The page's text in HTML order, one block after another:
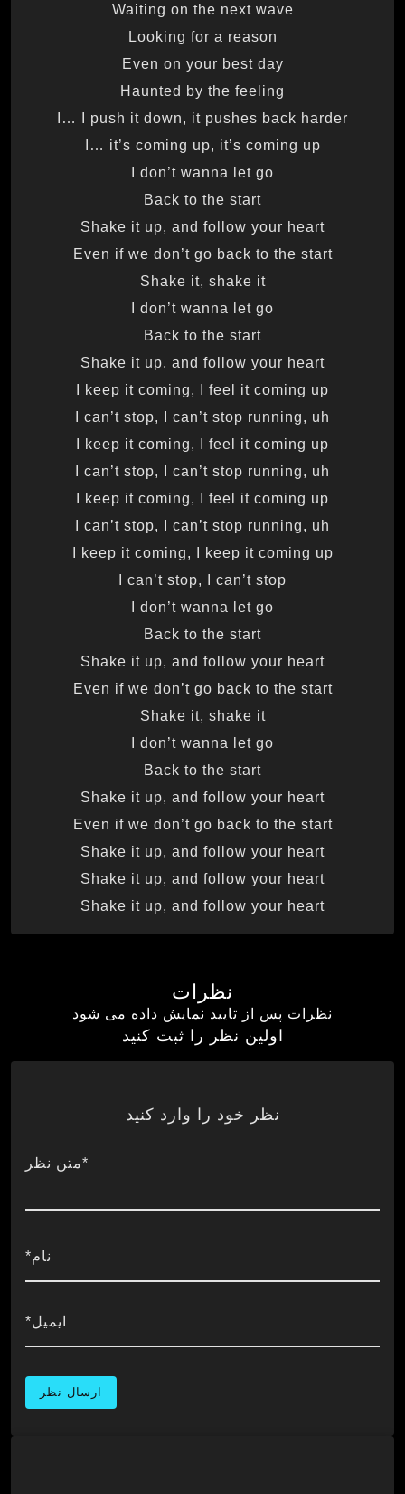
Waiting on the next wave
Looking for a reason
Even on your best day
Haunted by the feeling
I… I push it down, it pushes back harder
I… it’s coming up, it’s coming up
I don’t wanna let go
Back to the start
Shake it up, and follow your heart
Even if we don’t go back to the start
Shake it, shake it
I don’t wanna let go
Back to the start
Shake it up, and follow your heart
I keep it coming, I feel it coming up
I can’t stop, I can’t stop running, uh
I keep it coming, I feel it coming up
I can’t stop, I can’t stop running, uh
I keep it coming, I feel it coming up
I can’t stop, I can’t stop running, uh
I keep it coming, I keep it coming up
I can’t stop, I can’t stop
I don’t wanna let go
Back to the start
Shake it up, and follow your heart
Even if we don’t go back to the start
Shake it, shake it
I don’t wanna let go
Back to the start
Shake it up, and follow your heart
Even if we don’t go back to the start
Shake it up, and follow your heart
Shake it up, and follow your heart
Shake it up, and follow your heart
نظرات
نظرات پس از تایید نمایش داده می شود
اولین نظر را ثبت کنید
نظر خود را وارد کنید
*متن نظر
نام*
ایمیل*